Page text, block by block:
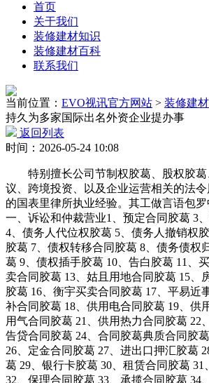
首页
关于我们
装修建材知识
装修建材百科
联系我们
当前位置： EVO视讯官方网站 > 装修建
持久为多家国际出名外资企业提办事
返回列表
时间：2026-05-24 10:08
特别擅长公司节制权胶葛、股权胶葛
议、跨境投资、以及企业运营相关的法
的国表里律所执业经验。其工做言语包罗
一、诉讼和仲裁营业1、预定合同胶葛 3
4、债务人代位权胶葛 5、债务人撤销权
胶葛 7、债权转移合同胶葛 8、债务债权
葛 9、债权插手胶葛 10、告白胶葛 11、
卖合同胶葛 13、姑且用地合同胶葛 15、
胶葛 16、衡宇买卖合同胶葛 17、平易近
补合同胶葛 18、供用电合同胶葛 19、供
用气合同胶葛 21、供用热力合同胶葛 22
告贷合同胶葛 24、合同胶葛典质合同胶
26、定金合同胶葛 27、进出口押汇胶葛
葛 29、银行卡胶葛 30、租赁合同胶葛
32、保理合同胶葛 33、承揽合同胶葛 34